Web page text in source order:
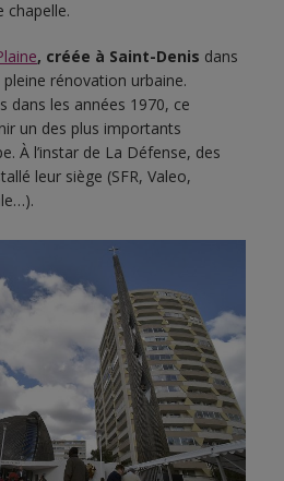
chapelle.
, créée à Saint-Denis dans
rénovation urbaine.
dans les années 1970, ce
un des plus importants
À l’instar de La Défense, des
leur siège (SFR, Valeo,